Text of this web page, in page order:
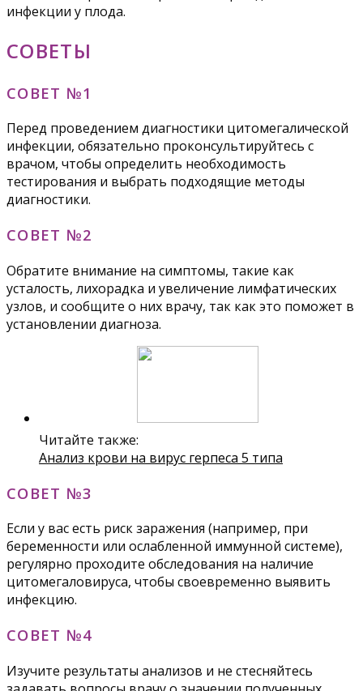
инфекции у плода.
СОВЕТЫ
СОВЕТ №1
Перед проведением диагностики цитомегалической
инфекции, обязательно проконсультируйтесь с
врачом, чтобы определить необходимость
тестирования и выбрать подходящие методы
диагностики.
СОВЕТ №2
Обратите внимание на симптомы, такие как
усталость, лихорадка и увеличение лимфатических
узлов, и сообщите о них врачу, так как это поможет в
установлении диагноза.
Читайте также:
Анализ крови на вирус герпеса 5 типа
СОВЕТ №3
Если у вас есть риск заражения (например, при
беременности или ослабленной иммунной системе),
регулярно проходите обследования на наличие
цитомегаловируса, чтобы своевременно выявить
инфекцию.
СОВЕТ №4
Изучите результаты анализов и не стесняйтесь